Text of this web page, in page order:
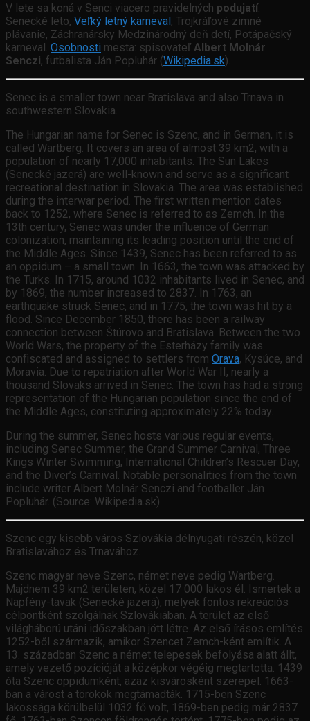
V lete sa koná v Senci viacero pravidelných podujatí:
Senecké leto, Veľký letný karneval, Trojkráľové zimné
plávanie, Záchranársky Medzinárodný deň detí, Potápačský
karneval. Osobnosti mesta: spisovateľ Albert Molnár
Senczi, futbalista Ján Popluhár (Wikipedia.sk).
Senec is a smaller town near Bratislava and also Trnava in
southwestern Slovakia.
The Hungarian name for Senec is Szenc, and in German, it is
called Wartberg. It covers an area of almost 39 km2, with a
population of nearly 17,000 inhabitants. The Sun Lakes
(Senecké jazerá) are well-known and serve as a significant
recreational destination in Slovakia. The area was established
during the interwar period. The first written mention dates
back to 1252, where Senec is referred to as Zemch. In the
13th century, Senec was under the influence of German
colonization, maintaining its leading position until the end of
the Middle Ages. Since 1439, Senec has been referred to as
an oppidum – a small town. In 1663, the town was attacked by
the Turks. In 1715, around 1032 inhabitants lived in Senec, and
by 1869, the number increased to 2837. In 1763, an
earthquake struck Senec, and in 1775, the town was hit by a
flood. Since December 1850, there has been a railway
connection between Štúrovo and Bratislava. Between the two
World Wars, the property of the Esterházy family was
confiscated and assigned to settlers from Orava, Kysúce, and
Moravia. Due to repatriation after World War II, nearly a
thousand Slovaks arrived in Senec. The town has had a strong
representation of the Hungarian population since the end of
the Middle Ages, constituting approximately 22% today.
During the summer, Senec hosts various regular events,
including Senec Summer, the Grand Summer Carnival, Three
Kings Winter Swimming, International Children’s Rescuer Day,
and the Diver’s Carnival. Notable personalities from the town
include writer Albert Molnár Senczi and footballer Ján
Popluhár. (Source: Wikipedia.sk)
Szenc egy kisebb város Szlovákia délnyugati részén, közel
Bratislavához és Trnavához.
Szenc magyar neve Szenc, német neve pedig Wartberg.
Majdnem 39 km2 területen, közel 17 000 lakos él. Ismertek a
Napfény-tavak (Senecké jazerá), melyek fontos rekreációs
célpontként szolgálnak Szlovákiában. A terület az első
világháború utáni időszakban jött létre. Az első írásos említés
1252-ből származik, amikor Szencet Zemch-ként említik. A
13. században Szenc a német telepesek befolyása alatt állt,
amely vezető pozícióját a középkor végéig megtartotta. 1439
óta Szenc oppidumként, azaz kisvárosként szerepel. 1663-
ban a várost a törökök megtámadták. 1715-ben Szenc
lakossága körülbelül 1032 fő volt, 1869-ben pedig már 2837